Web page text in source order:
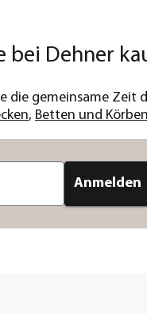
bei Dehner
die gemeinsame Zeit
, Betten und Körben
Anmelden